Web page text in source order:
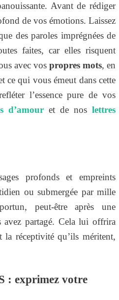
Avant de rédiger
de vos émotions. Laissez
des paroles imprégnées de
faites, car elles risquent
avec vos propres mots, en
ce qui vous émeut dans cette
l’essence pure de vos
d’amour et de nos lettres
profonds et empreints
ou submergée par mille
peut-être après une
partagé. Cela lui offrira
la réceptivité qu’ils méritent,
: exprimez votre